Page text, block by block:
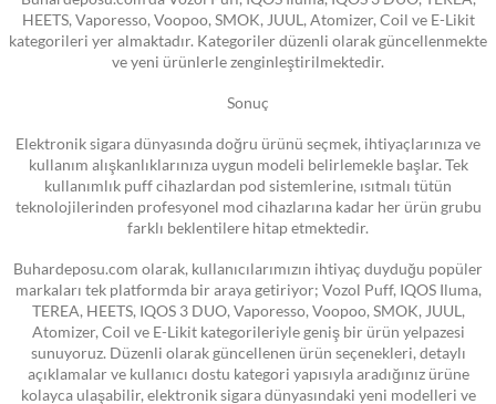
HEETS, Vaporesso, Voopoo, SMOK, JUUL, Atomizer, Coil ve E-Likit
kategorileri yer almaktadır. Kategoriler düzenli olarak güncellenmekte
ve yeni ürünlerle zenginleştirilmektedir.
Sonuç
Elektronik sigara dünyasında doğru ürünü seçmek, ihtiyaçlarınıza ve
kullanım alışkanlıklarınıza uygun modeli belirlemekle başlar. Tek
kullanımlık puff cihazlardan pod sistemlerine, ısıtmalı tütün
teknolojilerinden profesyonel mod cihazlarına kadar her ürün grubu
farklı beklentilere hitap etmektedir.
Buhardeposu.com olarak, kullanıcılarımızın ihtiyaç duyduğu popüler
markaları tek platformda bir araya getiriyor; Vozol Puff, IQOS Iluma,
TEREA, HEETS, IQOS 3 DUO, Vaporesso, Voopoo, SMOK, JUUL,
Atomizer, Coil ve E-Likit kategorileriyle geniş bir ürün yelpazesi
sunuyoruz. Düzenli olarak güncellenen ürün seçenekleri, detaylı
açıklamalar ve kullanıcı dostu kategori yapısıyla aradığınız ürüne
kolayca ulaşabilir, elektronik sigara dünyasındaki yeni modelleri ve